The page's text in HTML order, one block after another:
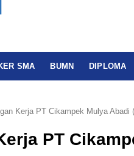
SMA BUMN DIPLOMA
Kerja PT Cikampek Mulya Abadi
PT